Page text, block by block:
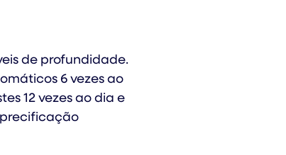
de profundidade.
6 vezes ao
12 vezes ao dia e
precificação